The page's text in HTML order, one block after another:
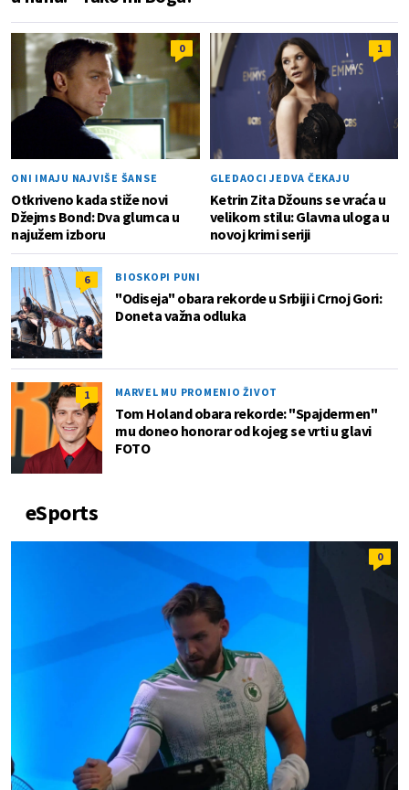
0
ONI IMAJU NAJVIŠE ŠANSE
Otkriveno kada stiže novi
Džejms Bond: Dva glumca u
najužem izboru
1
GLEDAOCI JEDVA ČEKAJU
Ketrin Zita Džouns se vraća u
velikom stilu: Glavna uloga u
novoj krimi seriji
6 BIOSKOPI PUNI
"Odiseja" obara rekorde u Srbiji i Crnoj Gori:
Doneta važna odluka
1 MARVEL MU PROMENIO ŽIVOT
Tom Holand obara rekorde: "Spajdermen"
mu doneo honorar od kojeg se vrti u glavi
FOTO
eSports
0